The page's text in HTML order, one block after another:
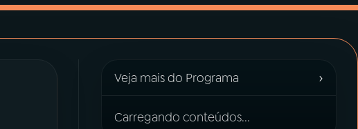
Veja mais do Programa ›
Carregando conteúdos...